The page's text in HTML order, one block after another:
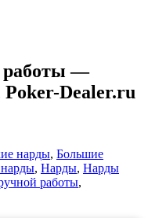
работы —
Poker-Dealer.ru
нарды, Большие
, Нарды, Нарды
работы,